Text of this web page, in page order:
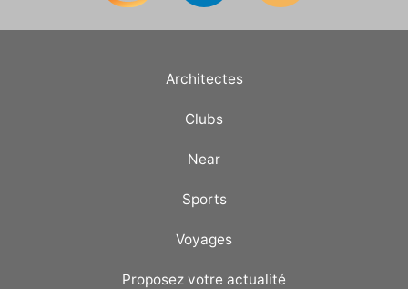
Architectes
Clubs
Near
Sports
Voyages
Proposez votre actualité